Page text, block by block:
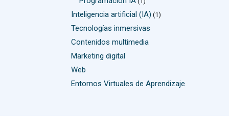
Inteligencia artificial (IA) (1)
Tecnologías inmersivas
Contenidos multimedia
Marketing digital
Web
Entornos Virtuales de Aprendizaje